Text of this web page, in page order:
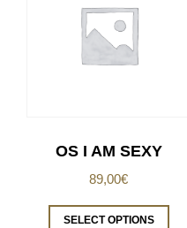
OS I AM SEXY
89,00€
SELECT OPTIONS